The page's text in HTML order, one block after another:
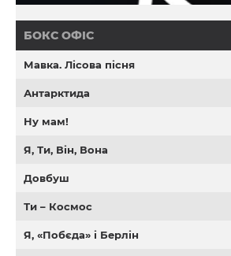
БОКС ОФІС
Мавка. Лісова пісня
Антарктида
Ну мам!
Я, Ти, Він, Вона
Довбуш
Ти – Космос
Я, «Побєда» і Берлін